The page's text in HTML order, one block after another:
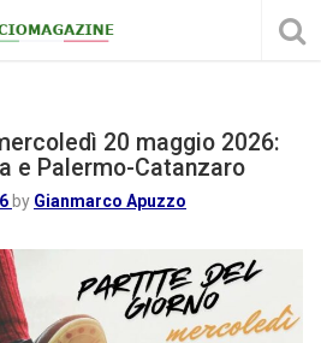
20 maggio 2026:
e Palermo-Catanzaro
by Gianmarco Apuzzo